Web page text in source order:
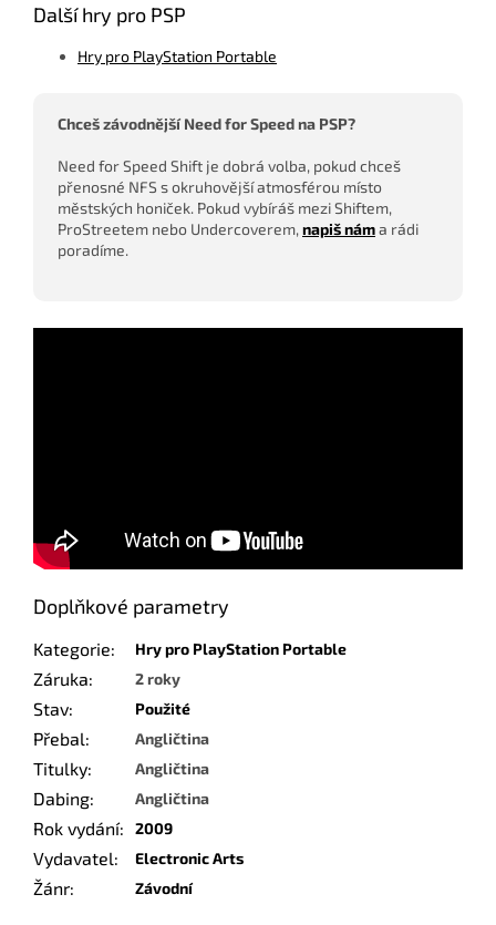
Další hry pro PSP
Hry pro PlayStation Portable
Chceš závodnější Need for Speed na PSP?
Need for Speed Shift je dobrá volba, pokud chceš
přenosné NFS s okruhovější atmosférou místo
městských honiček. Pokud vybíráš mezi Shiftem,
ProStreetem nebo Undercoverem, napiš náma rádi
poradíme.
Doplňkové parametry
Kategorie: Hry pro PlayStation Portable
Záruka: 2 roky
Stav: Použité
Přebal: Angličtina
Titulky: Angličtina
Dabing: Angličtina
Rok vydání: 2009
Vydavatel: Electronic Arts
Žánr: Závodní